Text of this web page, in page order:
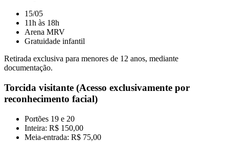
15/05
11h às 18h
Arena MRV
Gratuidade infantil
Retirada exclusiva para menores de 12 anos, mediante
documentação.
Torcida visitante (Acesso exclusivamente por
reconhecimento facial)
Portões 19 e 20
Inteira: R$ 150,00
Meia-entrada: R$ 75,00